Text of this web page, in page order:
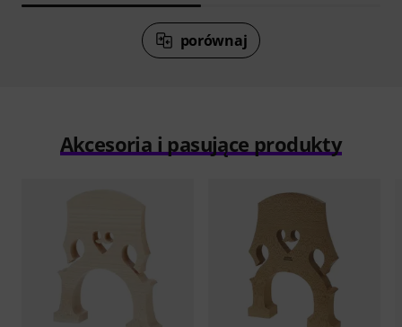
porównaj
Akcesoria i pasujące produkty